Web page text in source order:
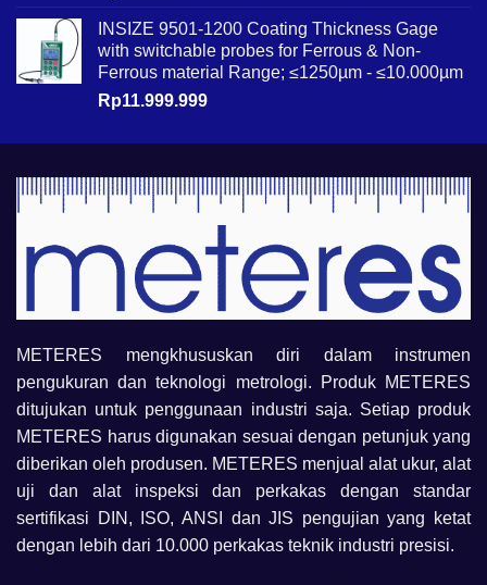
INSIZE 9501-1200 Coating Thickness Gage
with switchable probes for Ferrous & Non-
Ferrous material Range; ≤1250µm - ≤10.000µm
Rp11.999.999
METERES mengkhususkan diri dalam instrumen
pengukuran dan teknologi metrologi. Produk METERES
ditujukan untuk penggunaan industri saja. Setiap produk
METERES harus digunakan sesuai dengan petunjuk yang
diberikan oleh produsen. METERES menjual alat ukur, alat
uji dan alat inspeksi dan perkakas dengan standar
sertifikasi DIN, ISO, ANSI dan JIS pengujian yang ketat
dengan lebih dari 10.000 perkakas teknik industri presisi.